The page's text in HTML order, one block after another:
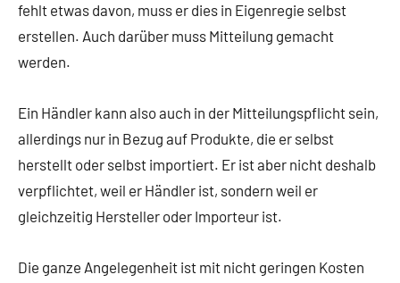
fehlt etwas davon, muss er dies in Eigenregie selbst
erstellen. Auch darüber muss Mitteilung gemacht
werden.
Ein Händler kann also auch in der Mitteilungspflicht sein,
allerdings nur in Bezug auf Produkte, die er selbst
herstellt oder selbst importiert. Er ist aber nicht deshalb
verpflichtet, weil er Händler ist, sondern weil er
gleichzeitig Hersteller oder Importeur ist.
Die ganze Angelegenheit ist mit nicht geringen Kosten